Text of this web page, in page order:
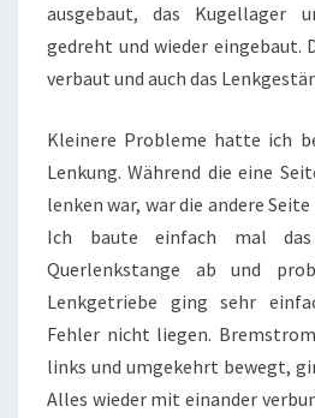
ausgebaut, das Kugellager
gedreht und wieder eingebaut.
verbaut und auch das
Kleinere Probleme hatte ich
Lenkung. Während die eine
lenken war, war die andere
Ich baute einfach mal
Querlenkstange ab und
Lenkgetriebe ging sehr
Fehler nicht liegen.
links und umgekehrt bewegt,
Alles wieder mit einander